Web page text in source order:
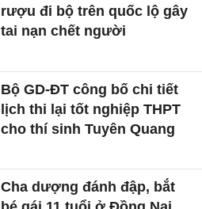
rượu đi bộ trên quốc lộ gây
tai nạn chết người
Bộ GD-ĐT công bố chi tiết
lịch thi lại tốt nghiệp THPT
cho thí sinh Tuyên Quang
Cha dượng đánh đập, bắt